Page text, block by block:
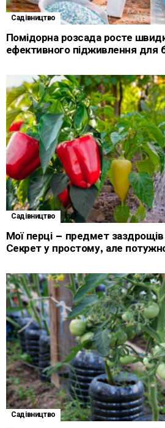
Садівництво
Помідорна розсада росте
ефективного підживлення для
Садівництво
Мої перці – предмет
Секрет у простому, але
Садівництво